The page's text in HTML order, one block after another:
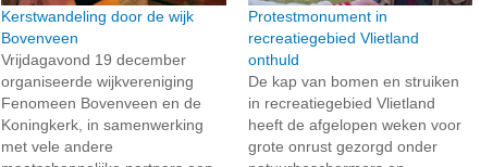
Kerstwandeling door de wijk
Bovenveen
Vrijdagavond 19 december
organiseerde wijkvereniging
Fenomeen Bovenveen en de
Koningkerk, in samenwerking
met vele andere
Protestmonument in
recreatiegebied Vlietland
onthuld
De kap van bomen en struiken
in recreatiegebied Vlietland
heeft de afgelopen weken voor
grote onrust gezorgd onder